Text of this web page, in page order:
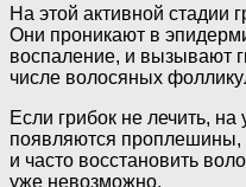
На этой активной стадии
Они проникают в
воспаление, и вызывают
числе волосяных
Если грибок не лечить, на
появляются проплешины,
и часто восстановить
уже невозможно.